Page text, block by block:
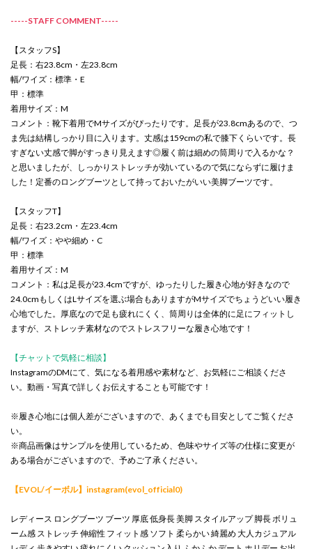
-----STAFF COMMENT-----
【スタッフS】
足長：右23.8cm・左23.8cm
幅/ワイズ：標準・E
甲：標準
着用サイズ：M
コメント：靴下着用でMサイズがぴったりです。足長が23.8cmあるので、つ
ま先は結構しっかり目に入ります。丈感は159cmの私で膝下くらいです。長
すぎない丈感で脚がすっきり見えます◎履く前は細めの筒周りで入るかな？
と思いましたが、しっかりストレッチが効いているので気にならずに履けま
した！定番のロングブーツとして持っておいたがいい美脚ブーツです。
【スタッフT】
足長：右23.2cm・左23.4cm
幅/ワイズ：やや細め・C
甲：標準
着用サイズ：M
コメント：私は足長が23.4cmですが、ゆったりした履き心地が好きなので
24.0cmもしくはLサイズを選ぶ場合もありますがMサイズでちょうどいい履き
心地でした。厚底なので足も疲れにくく、筒周りは全体的に足にフィットし
ますが、ストレッチ素材なのでストレスフリーな履き心地です！
【チャットで気軽に相談】
InstagramのDMにて、気になる着用感や素材など、お気軽にご相談くださ
い。動画・写真で詳しくお伝えすることも可能です！
※履き心地には個人差がございますので、あくまでも目安としてご覧くださ
い。
※商品画像はサンプルを使用しているため、色味やサイズ等の仕様に変更が
ある場合がございますので、予めご了承ください。
【EVOL/イーボル】instagram(evol_official0)
レディース ロングブーツ ブーツ 厚底 低身長 美脚 スタイルアップ 脚長 ボリュ
ーム感 ストレッチ 伸縮性 フィット感 ソフト 柔らかい 綺麗め 大人カジュアル